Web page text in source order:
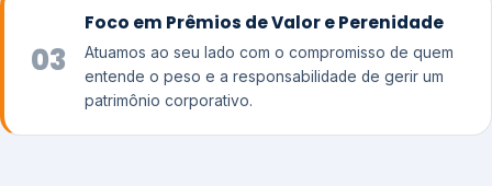
03
Foco em Prêmios de Valor e Perenidade
Atuamos ao seu lado com o compromisso de quem
entende o peso e a responsabilidade de gerir um
patrimônio corporativo.